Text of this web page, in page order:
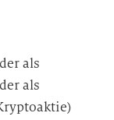
als
als